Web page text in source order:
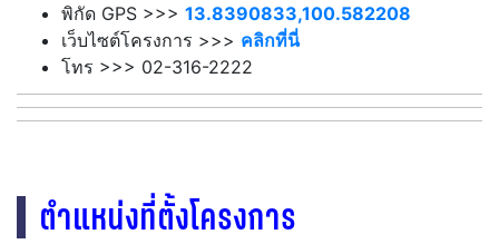
พิกัด GPS >>> 13.8390833,100.582208
เว็บไซต์โครงการ >>> คลิกที่นี่
โทร >>> 02-316-2222
ตำแหน่งที่ตั้งโครงการ